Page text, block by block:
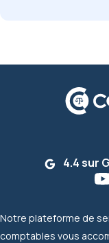
4.4 sur
Notre plateforme de
comptables vous